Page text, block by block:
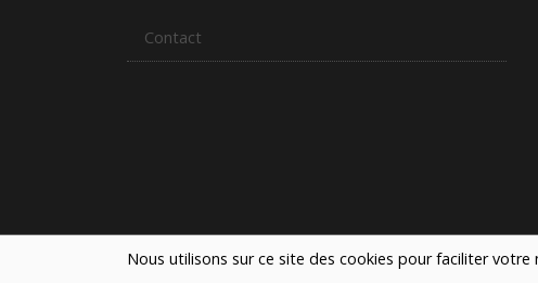
Nous utilisons sur ce site des cookies pour faciliter
Contact